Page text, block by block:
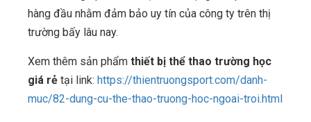
hàng đầu nhằm đảm bảo uy tín của công ty trên thị
trường bấy lâu nay.
Xem thêm sản phẩm thiết bị thể thao trường học
giá rẻ tại link: https://thientruongsport.com/danh-
muc/82-dung-cu-the-thao-truong-hoc-ngoai-troi.html